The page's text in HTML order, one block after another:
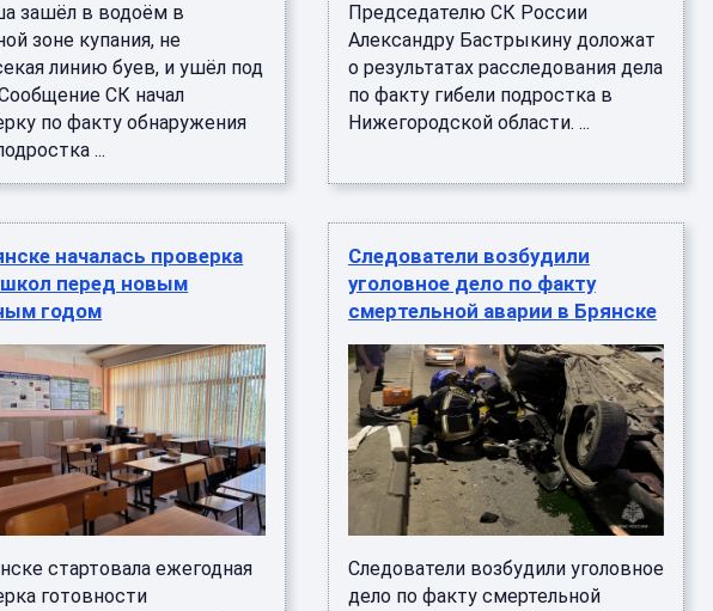
зашёл в водоём в
зоне купания, не
линию буев, и ушёл под
СК начал
по факту обнаружения
...
Председателю СК России
Александру Бастрыкину доложат
о результатах расследования дела
по факту гибели подростка в
Нижегородской области. ...
началась проверка
школ перед новым
годом
стартовала ежегодная
готовности
Следователи возбудили
уголовное дело по факту
смертельной аварии в Брянске
Следователи возбудили уголовное
дело по факту смертельной